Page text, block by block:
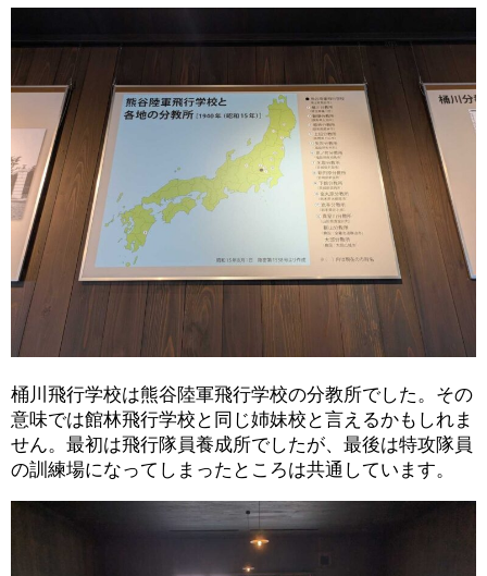
桶川飛行学校は熊谷陸軍飛行学校の分教所でした。その
意味では館林飛行学校と同じ姉妹校と言えるかもしれま
せん。最初は飛行隊員養成所でしたが、最後は特攻隊員
の訓練場になってしまったところは共通しています。